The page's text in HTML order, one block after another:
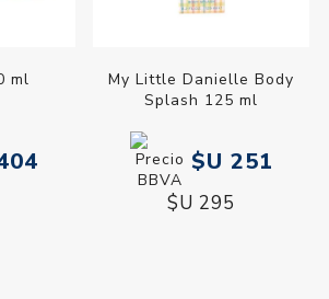
ml
My Little Danielle Body
Splash 125 ml
$U 251
$U 295